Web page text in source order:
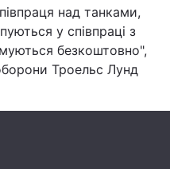
Інциденти
Туризм
Погода
Регіони
над танками,
у співпраці з
безкоштовно",
Троельс Лунд